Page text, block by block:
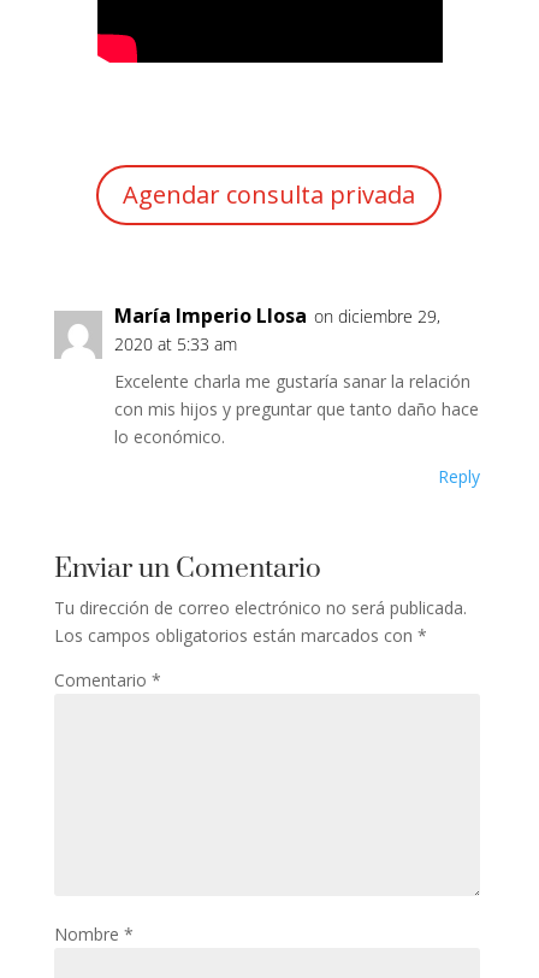
Agendar consulta privada
María Imperio Llosa on diciembre 29,
2020 at 5:33 am
Excelente charla me gustaría sanar la relación
con mis hijos y preguntar que tanto daño hace
lo económico.
Reply
Enviar un Comentario
Tu dirección de correo electrónico no será publicada.
Los campos obligatorios están marcados con *
Comentario *
Nombre *